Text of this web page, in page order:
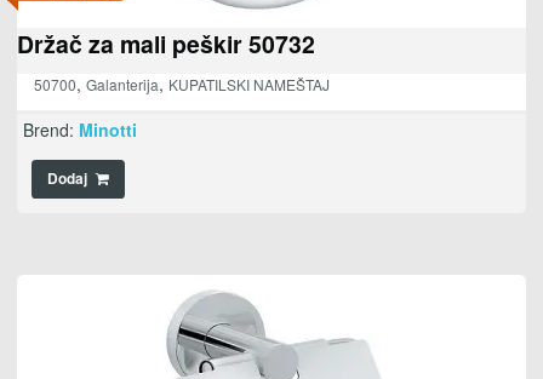
Držač za mali peškir 50732
50700, Galanterija, KUPATILSKI NAMEŠTAJ
Brend: Minotti
Dodaj